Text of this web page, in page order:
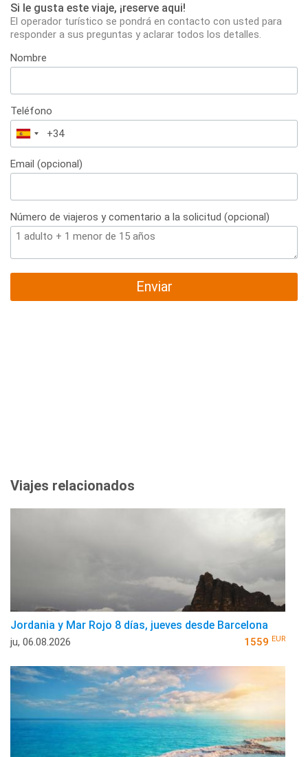
Si le gusta este viaje, ¡reserve aqui!
El operador turístico se pondrá en contacto con usted para
responder a sus preguntas y aclarar todos los detalles.
Nombre
Teléfono
España
+34
Email (opcional)
Número de viajeros y comentario a la solicitud (opcional)
Enviar
Viajes relacionados
Jordania y Mar Rojo 8 días, jueves desde Barcelona
ju, 06.08.2026 1559 EUR